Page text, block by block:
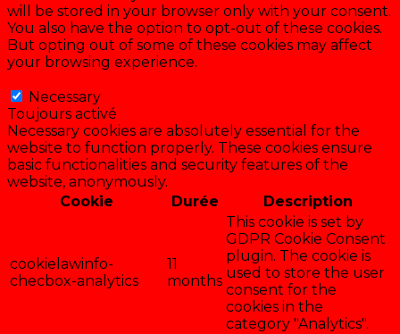
will be stored in your browser only with your consent.
You also have the option to opt-out of these cookies.
But opting out of some of these cookies may affect
your browsing experience.
Necessary
Toujours activé
Necessary cookies are absolutely essential for the
website to function properly. These cookies ensure
basic functionalities and security features of the
website, anonymously.
Cookie
Durée Description
cookielawinfo-
checbox-analytics
11
months
This cookie is set by
GDPR Cookie Consent
plugin. The cookie is
used to store the user
consent for the
cookies in the
category "Analytics".